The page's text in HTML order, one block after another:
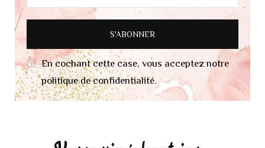
En cochant cette case, vous acceptez notre
politique de confidentialité.